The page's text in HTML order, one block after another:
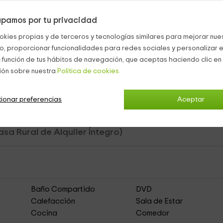
por tu privacidad
propias y de terceros y tecnologías similares para mejorar
proporcionar funcionalidades para redes sociales y personalizar
de tus hábitos de navegación, que aceptas haciendo clic
sobre nuestra Política de cookies.
Aceptar
preferencias
de contratar nuestroservicio de lavandería
Rural de Alquiler Íntegro)
Baño Compartido
DVD
Calefacción
Sala de Estar
Cocina
Comedor